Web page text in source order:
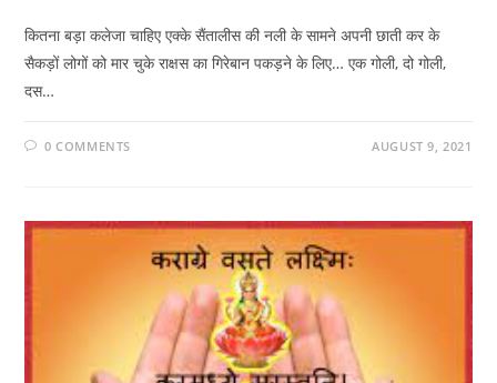
कितना बड़ा कलेजा चाहिए एक्के सैंतालीस की नली के सामने अपनी छाती कर के
सैकड़ों लोगों को मार चुके राक्षस का गिरेबान पकड़ने के लिए… एक गोली, दो गोली,
दस…
0 COMMENTS AUGUST 9, 2021